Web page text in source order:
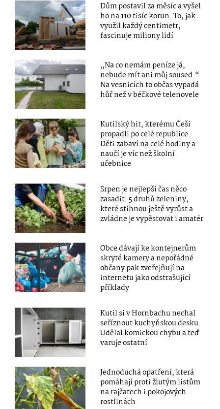
Dům postavil za měsíc a vyšel
ho na 110 tisíc korun. To, jak
využil každý centimetr,
fascinuje miliony lidí
„Na co nemám peníze já,
nebude mít ani můj soused.“
Na vesnicích to občas vypadá
hůř než v béčkové telenovele
Kutilský hit, kterému Češi
propadli po celé republice.
Děti zabaví na celé hodiny a
naučí je víc než školní
učebnice
Srpen je nejlepší čas něco
zasadit: 5 druhů zeleniny,
které stihnou ještě vyrůst a
zvládne je vypěstovat i amatér
Obce dávají ke kontejnerům
skryté kamery a nepořádné
občany pak zveřejňují na
internetu jako odstrašující
příklady
Kutil si v Hornbachu nechal
seříznout kuchyňskou desku.
Udělal komickou chybu a teď
varuje ostatní
Jednoduchá opatření, která
pomáhají proti žlutým listům
na rajčatech i pokojových
rostlinách